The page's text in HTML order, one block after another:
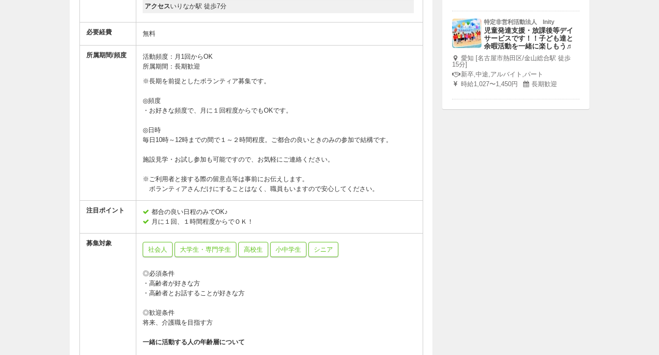
アクセスいりなか駅 徒歩7分
必要経費 無料
所属期間/頻度
活動頻度：月1回からOK
所属期間：長期歓迎
※長期を前提としたボランティア募集です。
◎頻度
・お好きな頻度で、月に１回程度からでもOKです。
◎日時
毎日10時～12時までの間で１～２時間程度。ご都合の良いときのみの参加で結構です。
施設見学・お試し参加も可能ですので、お気軽にご連絡ください。
※ご利用者と接する際の留意点等は事前にお伝えします。
ボランティアさんだけにすることはなく、職員もいますので安心してください。
注目ポイント
都合の良い日程のみでOK♪
月に１回、１時間程度からでＯＫ！
募集対象
社会人
大学生・専門学生 高校生 小中学生 シニア
◎必須条件
・高齢者が好きな方
・高齢者とお話することが好きな方
◎歓迎条件
将来、介護職を目指す方
一緒に活動する人の年齢層について
特定非営利活動法人 Inity
児童発達支援・放課後等デイ
サービスです！！子ども達と
余暇活動を一緒に楽しもう♬
愛知 [名古屋市熱田区/金山総合駅 徒歩
15分]
新卒,中途,アルバイト,パート
時給1,027〜1,450円
長期歓迎